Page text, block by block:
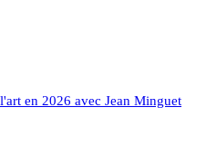
en 2026 avec Jean Minguet